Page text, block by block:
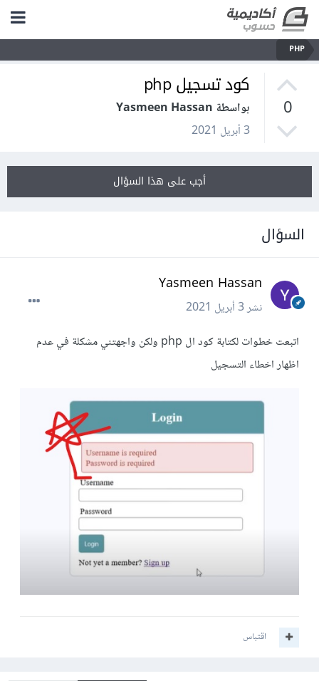
PHP
0
كود تسجيل php
بواسطة Yasmeen Hassan
3 أبريل 2021
أجب على هذا السؤال
السؤال
Yasmeen Hassan
نشر3 أبريل 2021
اتبعت خطوات لكتابة كود ال php ولكن واجهتني مشكلة في عدم
اظهار اخطاء التسجيل
اقتباس